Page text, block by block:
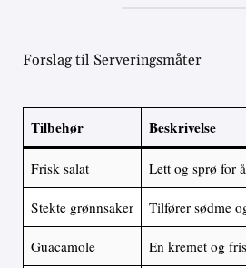
Forslag til Serveringsmåter
Tilbehør Beskrivelse
Frisk salat Lett og sprø for
Stekte grønnsaker Tilfører sødme
Guacamole En kremet og